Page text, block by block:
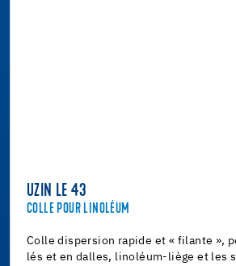
UZIN LE 43
COLLE POUR LINOLÉUM
Colle dispersion rapide et « filante »,
lés et en dalles, linoléum-liège et les